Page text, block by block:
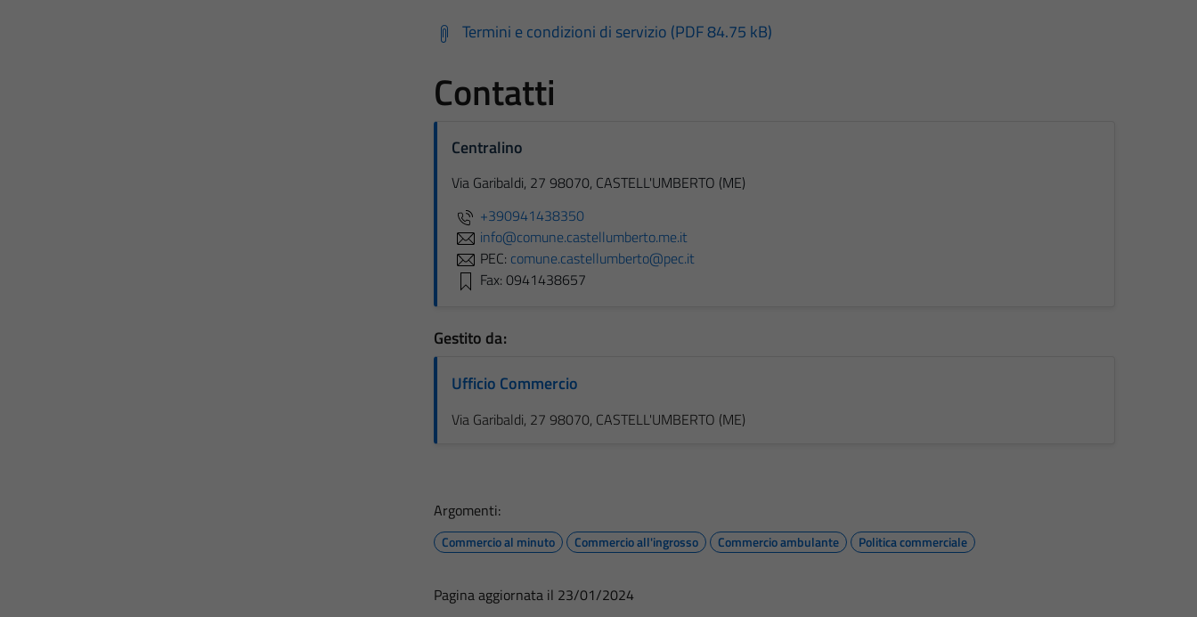
Termini e condizioni di servizio (PDF 84.75 kB)
Contatti
Centralino
Via Garibaldi, 27 98070, CASTELL'UMBERTO (ME)
+390941438350
info@comune.castellumberto.me.it
PEC: comune.castellumberto@pec.it
Fax: 0941438657
Gestito da:
Ufficio Commercio
Via Garibaldi, 27 98070, CASTELL'UMBERTO (ME)
Argomenti:
Commercio al minuto Commercio all'ingrosso Commercio ambulante Politica commerciale
Pagina aggiornata il 23/01/2024